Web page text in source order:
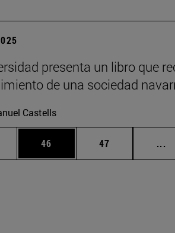
presenta un libro que
de una sociedad
Castells
Use TAB para desplazarse.
Página
46 Página
47 ...